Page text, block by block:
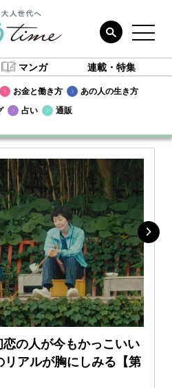
マンガ 連載・特集
お金と働き方
あの人の生き方
占い 通販
恋の人が今もかっこいい
リアルが胸にしみる【第